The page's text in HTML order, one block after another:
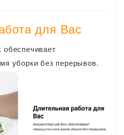
для Вас
обеспечивает
уборки без перерывов.